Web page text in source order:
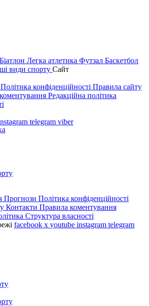
Біатлон Легка атлетика Футзал Баскетбол
види спорту Сайт
Політика конфіденційності Правила сайту
Редакційна політика
telegram viber
Прогнози Політика конфіденційності
Контакти Правила коментування
Структура власності
facebook x youtube instagram telegram